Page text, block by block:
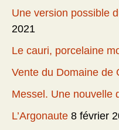
Une version possible
2021
Le cauri, porcelaine
Vente du Domaine de
Messel. Une nouvelle
L’Argonaute 8 février